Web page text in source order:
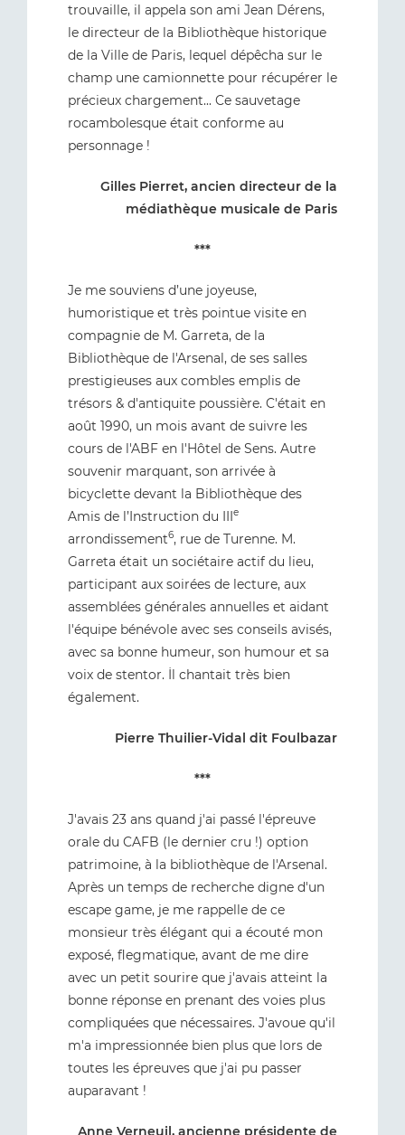
trouvaille, il appela son ami Jean Dérens,
le directeur de la Bibliothèque historique
de la Ville de Paris, lequel dépêcha sur le
champ une camionnette pour récupérer le
précieux chargement... Ce sauvetage
rocambolesque était conforme au
personnage !
Gilles Pierret, ancien directeur de la
médiathèque musicale de Paris
***
Je me souviens d’une joyeuse,
humoristique et très pointue visite en
compagnie de M. Garreta, de la
Bibliothèque de l'Arsenal, de ses salles
prestigieuses aux combles emplis de
trésors & d'antiquite poussière. C'était en
août 1990, un mois avant de suivre les
cours de l'ABF en l'Hôtel de Sens. Autre
souvenir marquant, son arrivée à
bicyclette devant la Bibliothèque des
Amis de l’Instruction du IIIe
arrondissement6, rue de Turenne. M.
Garreta était un sociétaire actif du lieu,
participant aux soirées de lecture, aux
assemblées générales annuelles et aidant
l'équipe bénévole avec ses conseils avisés,
avec sa bonne humeur, son humour et sa
voix de stentor. İl chantait très bien
également.
Pierre Thuilier-Vidal dit Foulbazar
***
J'avais 23 ans quand j'ai passé l'épreuve
orale du CAFB (le dernier cru !) option
patrimoine, à la bibliothèque de l'Arsenal.
Après un temps de recherche digne d'un
escape game, je me rappelle de ce
monsieur très élégant qui a écouté mon
exposé, flegmatique, avant de me dire
avec un petit sourire que j'avais atteint la
bonne réponse en prenant des voies plus
compliquées que nécessaires. J'avoue qu'il
m'a impressionnée bien plus que lors de
toutes les épreuves que j'ai pu passer
auparavant !
Anne Verneuil, ancienne présidente de